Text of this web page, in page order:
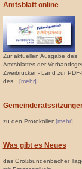
Amtsblatt online
Zur aktuellen Ausgabe des
Amtsblattes der
Zweibrücken- Land zur
des...
[mehr]
zu den Protokollen[mehr]
Was gibt es Neues
das Großbundenbacher